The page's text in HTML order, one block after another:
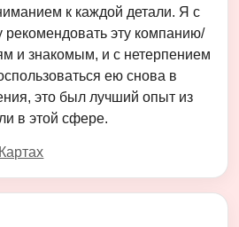
к каждой детали. Я с
рекомендовать эту компанию/
и знакомым, и с нетерпением
ею снова в
это был лучший опыт из
в этой сфере.